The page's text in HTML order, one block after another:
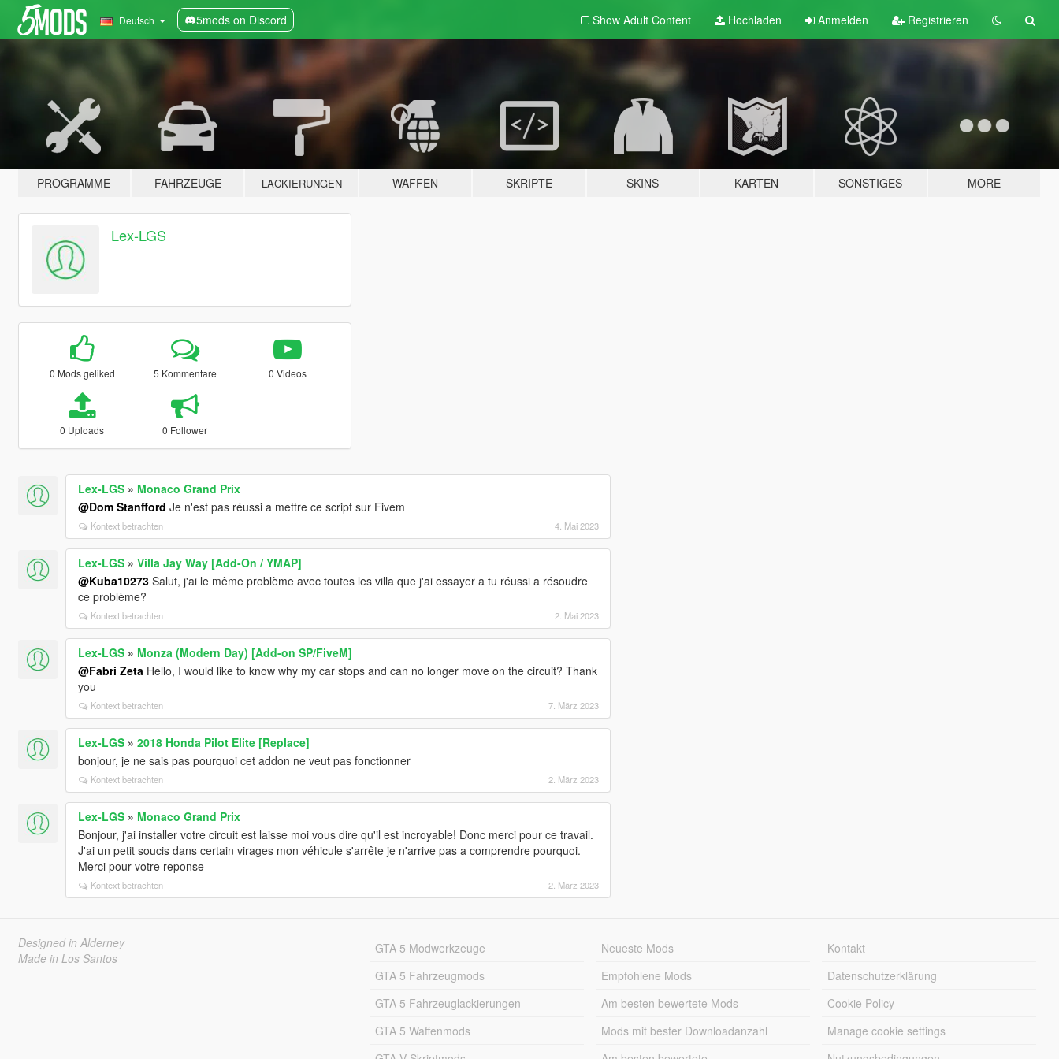
Deutsch 5mods on Discord Show Adult Content Hochladen Anmelden Registrieren
PROGRAMME FAHRZEUGE LACKIERUNGEN WAFFEN SKRIPTE SKINS KARTEN SONSTIGES MORE
Lex-LGS
0 Mods geliked 5 Kommentare 0 Videos
0 Uploads 0 Follower
Lex-LGS» Monaco Grand Prix
@Dom Stanfford Je n'est pas réussi a mettre ce script sur Fivem
Kontext betrachten 4. Mai 2023
Lex-LGS» Villa Jay Way [Add-On / YMAP]
@Kuba10273Salut, j'ai le même problème avec toutes les villa que j'ai essayer a tu réussi a résoudre
ce problème?
Kontext betrachten 2. Mai 2023
Lex-LGS» Monza (Modern Day) [Add-on SP/FiveM]
@Fabri Zeta Hello, I would like to know why my car stops and can no longer move on the circuit? Thank
you
Kontext betrachten 7. März 2023
Lex-LGS» 2018 Honda Pilot Elite [Replace]
bonjour, je ne sais pas pourquoi cet addon ne veut pas fonctionner
Kontext betrachten 2. März 2023
Lex-LGS» Monaco Grand Prix
Bonjour, j'ai installer votre circuit est laisse moi vous dire qu'il est incroyable! Donc merci pour ce travail.
J'ai un petit soucis dans certain virages mon véhicule s'arrête je n'arrive pas a comprendre pourquoi.
Merci pour votre reponse
Kontext betrachten 2. März 2023
Designed in Alderney
Made in Los Santos
GTA 5 Modwerkzeuge
GTA 5 Fahrzeugmods
GTA 5 Fahrzeuglackierungen
GTA 5 Waffenmods
Neueste Mods
Empfohlene Mods
Am besten bewertete Mods
Mods mit bester Downloadanzahl
Kontakt
Datenschutzerklärung
Cookie Policy
Manage cookie settings